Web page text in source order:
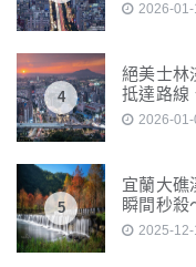
2026-01-
4
絕美士林
抵達路線
2026-01-
5
宜蘭大礁
瞬間秒殺
2025-12-